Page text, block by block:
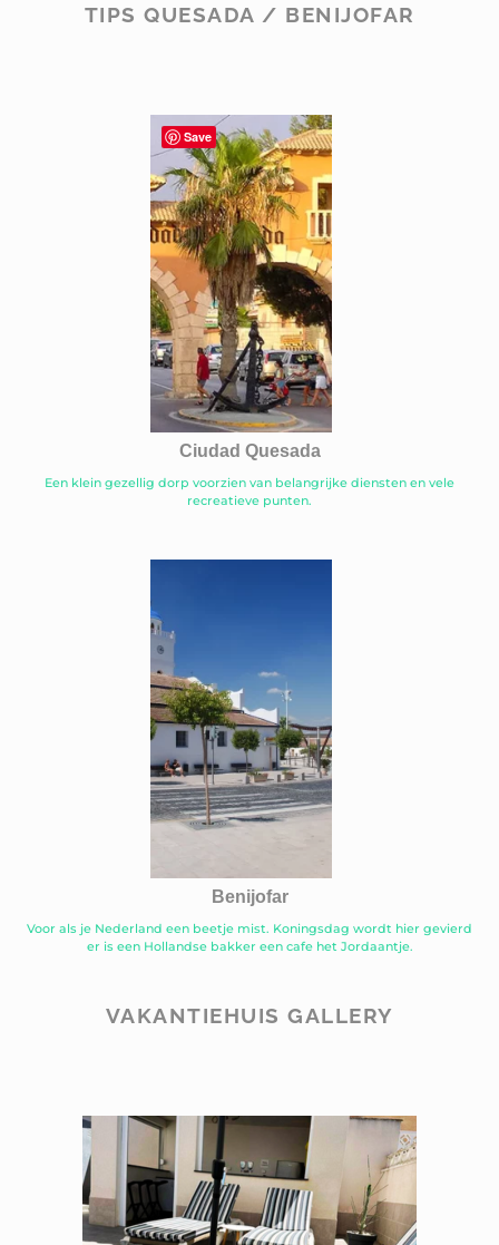
TIPS QUESADA / BENIJOFAR
Ciudad Quesada
Een klein gezellig dorp voorzien van belangrijke diensten en vele
recreatieve punten.
Benijofar
Voor als je Nederland een beetje mist. Koningsdag wordt hier gevierd
er is een Hollandse bakker een cafe het Jordaantje.
VAKANTIEHUIS GALLERY
Save